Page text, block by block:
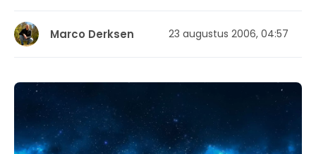
Marco Derksen 23 augustus 2006, 04:57